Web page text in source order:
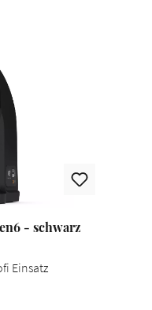
- schwarz
Einsatz